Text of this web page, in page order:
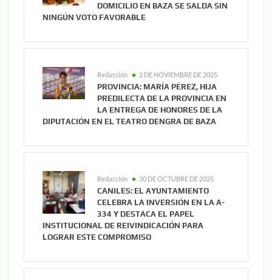
DOMICILIO EN BAZA SE SALDA SIN
NINGÚN VOTO FAVORABLE
Redacción 2 DE NOVIEMBRE DE 2025
PROVINCIA: MARÍA PÉREZ, HIJA
PREDILECTA DE LA PROVINCIA EN
LA ENTREGA DE HONORES DE LA
DIPUTACIÓN EN EL TEATRO DENGRA DE BAZA
Redacción 30 DE OCTUBRE DE 2025
CANILES: EL AYUNTAMIENTO
CELEBRA LA INVERSIÓN EN LA A-
334 Y DESTACA EL PAPEL
INSTITUCIONAL DE REIVINDICACIÓN PARA
LOGRAR ESTE COMPROMISO